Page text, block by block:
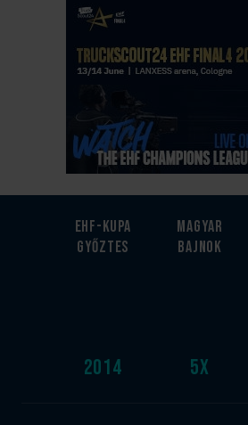
EHF-Kupa
győztes
2014
Magyar
bajnok
5x